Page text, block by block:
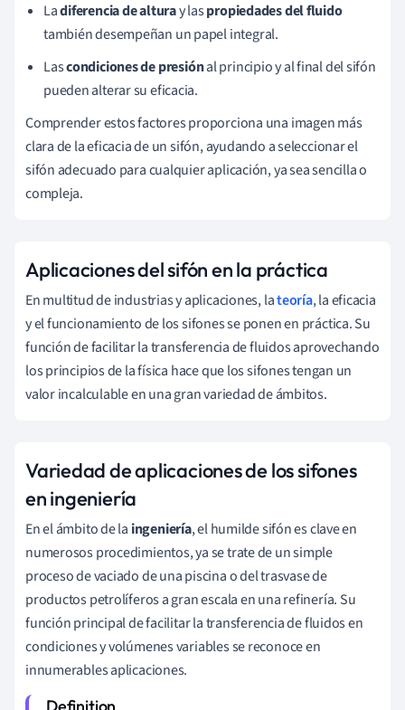
Ladiferencia de alturay laspropiedades del fluido
también desempeñan un papel integral.
Lascondiciones de presiónal principio y al final del sifón
pueden alterar su eficacia.
Comprender estos factores proporciona una imagen más
clara de la eficacia de un sifón, ayudando a seleccionar el
sifón adecuado para cualquier aplicación, ya sea sencilla o
compleja.
Aplicaciones del sifón en la práctica
En multitud de industrias y aplicaciones, lateoría, la eficacia
y el funcionamiento de los sifones se ponen en práctica. Su
función de facilitar la transferencia de fluidos aprovechando
los principios de la física hace que los sifones tengan un
valor incalculable en una gran variedad de ámbitos.
Variedad de aplicaciones de los sifones
en ingeniería
En el ámbito de la ingeniería, el humilde sifón es clave en
numerosos procedimientos, ya se trate de un simple
proceso de vaciado de una piscina o del trasvase de
productos petrolíferos a gran escala en una refinería. Su
función principal de facilitar la transferencia de fluidos en
condiciones y volúmenes variables se reconoce en
innumerables aplicaciones.